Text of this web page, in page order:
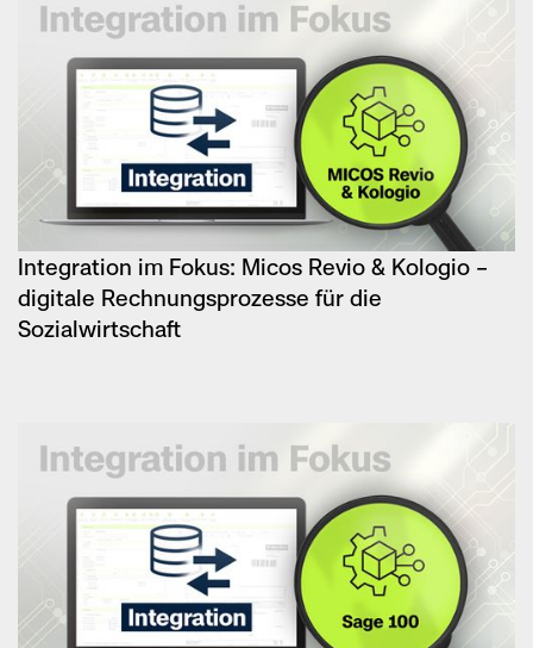
Integration im Fokus: Micos Revio & Kologio –
digitale Rechnungsprozesse für die
Sozialwirtschaft